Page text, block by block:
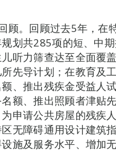
顾。回顾过去5年，在
划共285项的短、中
听力筛查达至全面覆
先导计划；在教育及
、推出残疾金受益人
额、推出照顾者津贴
申请公共房屋的残疾
无障碍通用设计建筑指
施及服务水平、增加